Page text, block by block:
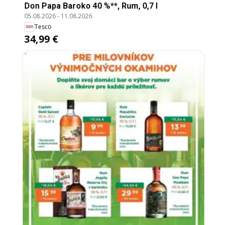
Don Papa Baroko 40 %**, Rum, 0,7 l
05.08.2026- 11.08.2026
Tesco
34,99 €